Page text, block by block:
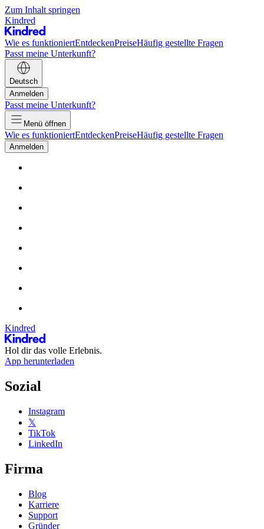
Zum Inhalt springen
Kindred
Wie es funktioniertEntdeckenPreiseHäufig gestellte Fragen
Passt meine Unterkunft?
Deutsch
Anmelden
Passt meine Unterkunft?
Menü öffnen
Wie es funktioniertEntdeckenPreiseHäufig gestellte Fragen
Anmelden
Kindred
Hol dir das volle Erlebnis.
App herunterladen
Sozial
Instagram
𝕏
TikTok
LinkedIn
Firma
Blog
Karriere
Support
Gründer